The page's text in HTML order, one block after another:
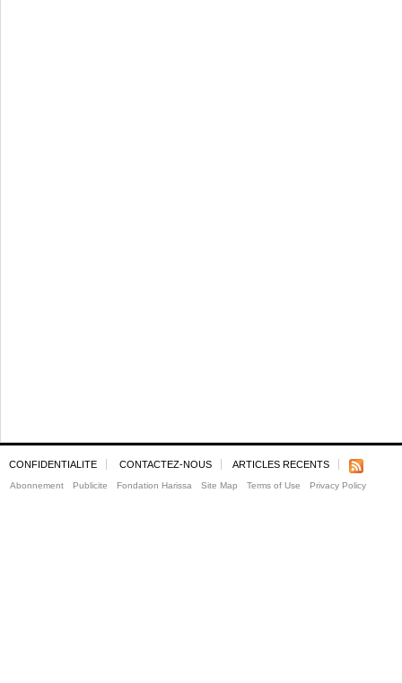
CONFIDENTIALITE CONTACTEZ-NOUS ARTICLES RECENTS
Abonnement Publicite Fondation Harissa Site Map Terms of Use Privacy Policy